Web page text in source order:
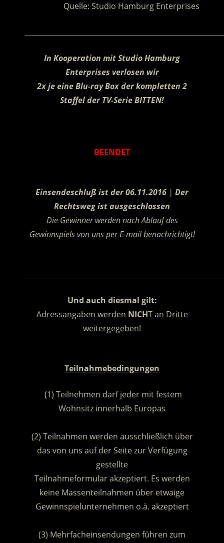
Quelle: Studio Hamburg Enterprises
In Kooperation mit Studio Hamburg
Enterprises verlosen wir
2x je eine Blu-ray Box der kompletten 2
Staffel der TV-Serie BITTEN!
BEENDET
Einsendeschluß ist der 06.11.2016 | Der
Rechtsweg ist ausgeschlossen
Die Gewinner werden nach Ablauf des
Gewinnspiels von uns per E-mail benachrichtigt!
Und auch diesmal gilt:
Adressangaben werden NICHT an Dritte
weitergegeben!
Teilnahmebedingungen
(1) Teilnehmen darf jeder mit festem
Wohnsitz innerhalb Europas
(2) Teilnahmen werden ausschließlich über
das von uns auf der Seite zur Verfügung
gestellte
Teilnahmeformular akzeptiert. Es werden
keine Massenteilnahmen über etwaige
Gewinnspielunternehmen o.ä. akzeptiert
(3) Mehrfacheinsendungen führen zum